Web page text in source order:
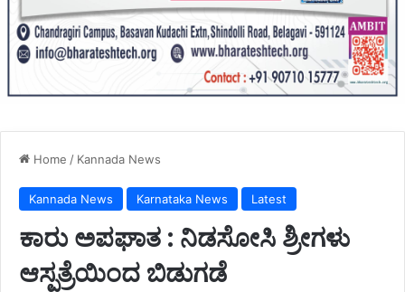
Home / Kannada News
Kannada News Karnataka News Latest
ಕಾರು ಅಪಘಾತ : ನಿಡಸೋಸಿ ಶ್ರೀಗಳು
ಆಸ್ಪತ್ರೆಯಿಂದ ಬಿಡುಗಡೆ